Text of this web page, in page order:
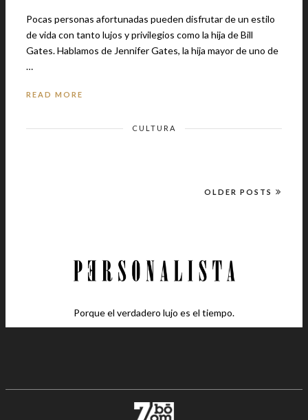
Pocas personas afortunadas pueden disfrutar de un estilo
de vida con tanto lujos y privilegios como la hija de Bill
Gates. Hablamos de Jennifer Gates, la hija mayor de uno de
…
READ MORE
CULTURA
OLDER POSTS
Porque el verdadero lujo es el tiempo.